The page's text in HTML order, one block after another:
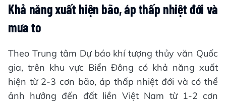
Khả năng xuất hiện bão, áp thấp nhiệt đới và
mưa to
Theo Trung tâm Dự báo khí tượng thủy văn Quốc
gia, trên khu vực Biển Đông có khả năng xuất
hiện từ 2-3 cơn bão, áp thấp nhiệt đới và có thể
ảnh hưởng đến đất liền Việt Nam từ 1-2 cơn